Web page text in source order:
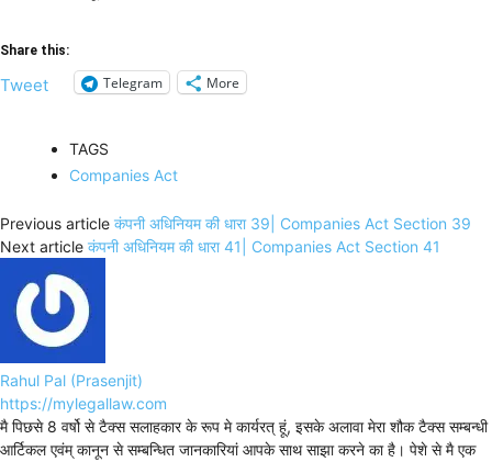
Share this:
Tweet Telegram More
TAGS
Companies Act
Previous article कंपनी अधिनियम की धारा 39| Companies Act Section 39
Next article कंपनी अधिनियम की धारा 41| Companies Act Section 41
Rahul Pal (Prasenjit)
https://mylegallaw.com
मै पिछसे 8 वर्षो से टैक्स सलाहकार के रूप मे कार्यरत् हूं, इसके अलावा मेरा शौक टैक्स सम्बन्धी
आर्टिकल एवंम् कानून से सम्बन्धित जानकारियां आपके साथ साझा करने का है। पेशे से मै एक